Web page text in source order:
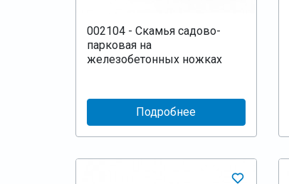
002104 - Скамья садово-
парковая на
железобетонных ножках
Подробнее